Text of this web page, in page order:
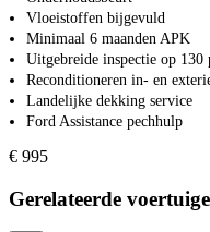
Vloeistoffen bijgevuld
Minimaal 6 maanden APK
Uitgebreide inspectie op 130
Reconditioneren in- en
Landelijke dekking service
Ford Assistance pechhulp
€ 995
Gerelateerde